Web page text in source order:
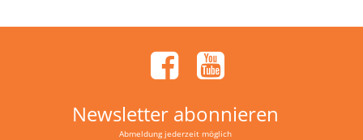
Newsletter abonnieren
Abmeldung jederzeit möglich